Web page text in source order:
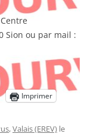
Sion ou par mail :
Imprimer
,Valais (EREV) le